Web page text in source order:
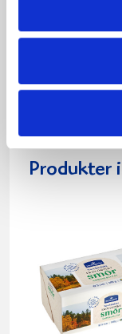
vitlöksmos
Produkter